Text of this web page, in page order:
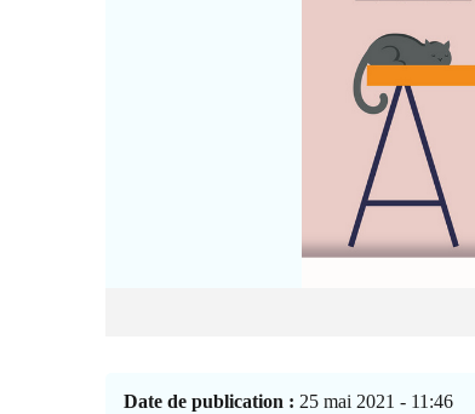
Date de publication : 25 mai 2021 - 11:46